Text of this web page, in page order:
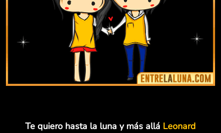
Te quiero hasta la luna y más allá Leonard